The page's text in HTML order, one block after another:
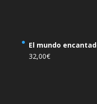
El mundo
32,00€